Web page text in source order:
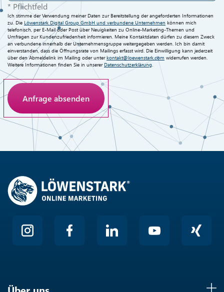
* Pflichtfeld
Ich stimme der Verwendung meiner Daten zur Bereitstellung der angeforderten Informationen
zu. Die Löwenstark Digital Group GmbH und verbundene Unternehmen können mich
telefonisch, per E-Mail oder Post über Neuigkeiten zu Online-Marketing-Themen und
Umfragen zur Kundenzufriedenheit informieren. Meine Kontaktdaten dürfen zu diesem Zweck
an verbundene innerhalb der Unternehmensgruppe weitergegeben werden. Ich bin damit
einverstanden, dass die Öffnungsrate von Mailings erfasst wird. Die Einwilligung kann jederzeit
über den Abmeldelink im Mailing oder unterkontakt@loewenstark.com widerrufen werden.
Weitere Informationen finden Sie in unserer Datenschutzerklärung
Anti-Roboter-Verifizierung
Hier klicken